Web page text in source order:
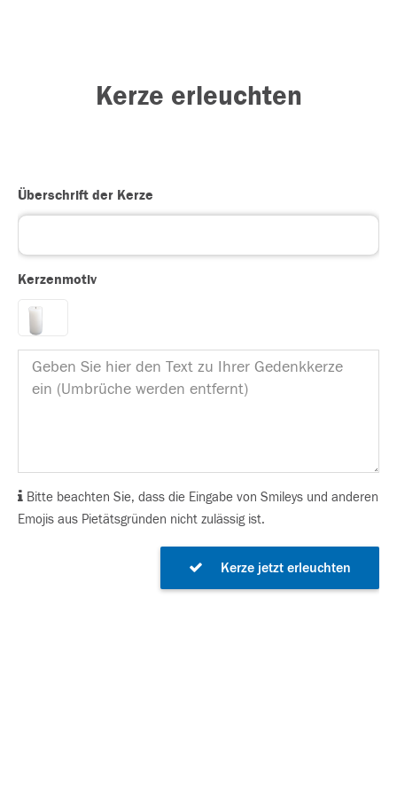
Kerze erleuchten
Überschrift der Kerze
Kerzenmotiv
Bitte beachten Sie, dass die Eingabe von Smileys und anderen
Emojis aus Pietätsgründen nicht zulässig ist.
Kerze jetzt erleuchten